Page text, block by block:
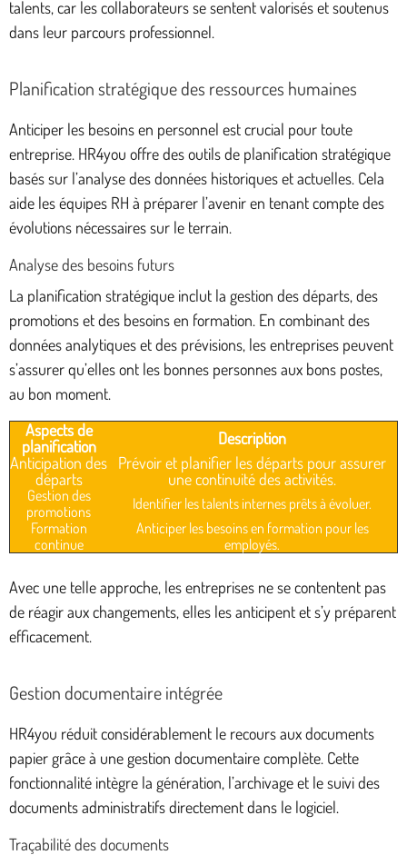
talents, car les collaborateurs se sentent valorisés et soutenus
dans leur parcours professionnel.
Planification stratégique des ressources humaines
Anticiper les besoins en personnel est crucial pour toute
entreprise. HR4you offre des outils de planification stratégique
basés sur l’analyse des données historiques et actuelles. Cela
aide les équipes RH à préparer l’avenir en tenant compte des
évolutions nécessaires sur le terrain.
Analyse des besoins futurs
La planification stratégique inclut la gestion des départs, des
promotions et des besoins en formation. En combinant des
données analytiques et des prévisions, les entreprises peuvent
s’assurer qu’elles ont les bonnes personnes aux bons postes,
au bon moment.
Aspects de
planification
Description
Anticipation des
départs
Prévoir et planifier les départs pour assurer
une continuité des activités.
Gestion des
promotions
Identifier les talents internes prêts à évoluer.
Formation
continue
Anticiper les besoins en formation pour les
employés.
Avec une telle approche, les entreprises ne se contentent pas
de réagir aux changements, elles les anticipent et s’y préparent
efficacement.
Gestion documentaire intégrée
HR4you réduit considérablement le recours aux documents
papier grâce à une gestion documentaire complète. Cette
fonctionnalité intègre la génération, l’archivage et le suivi des
documents administratifs directement dans le logiciel.
Traçabilité des documents